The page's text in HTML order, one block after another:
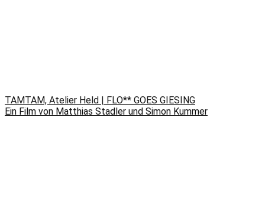
TAMTAM, Atelier Held | FLO** GOES GIESING
Ein Film von Matthias Stadler und Simon Kummer